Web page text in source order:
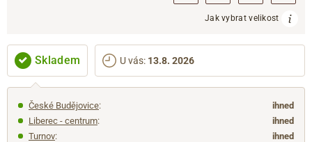
Jak vybrat velikost
Skladem U vás: 13.8. 2026
České Budějovice:
ihned
Liberec - centrum:
ihned
Turnov:
ihned